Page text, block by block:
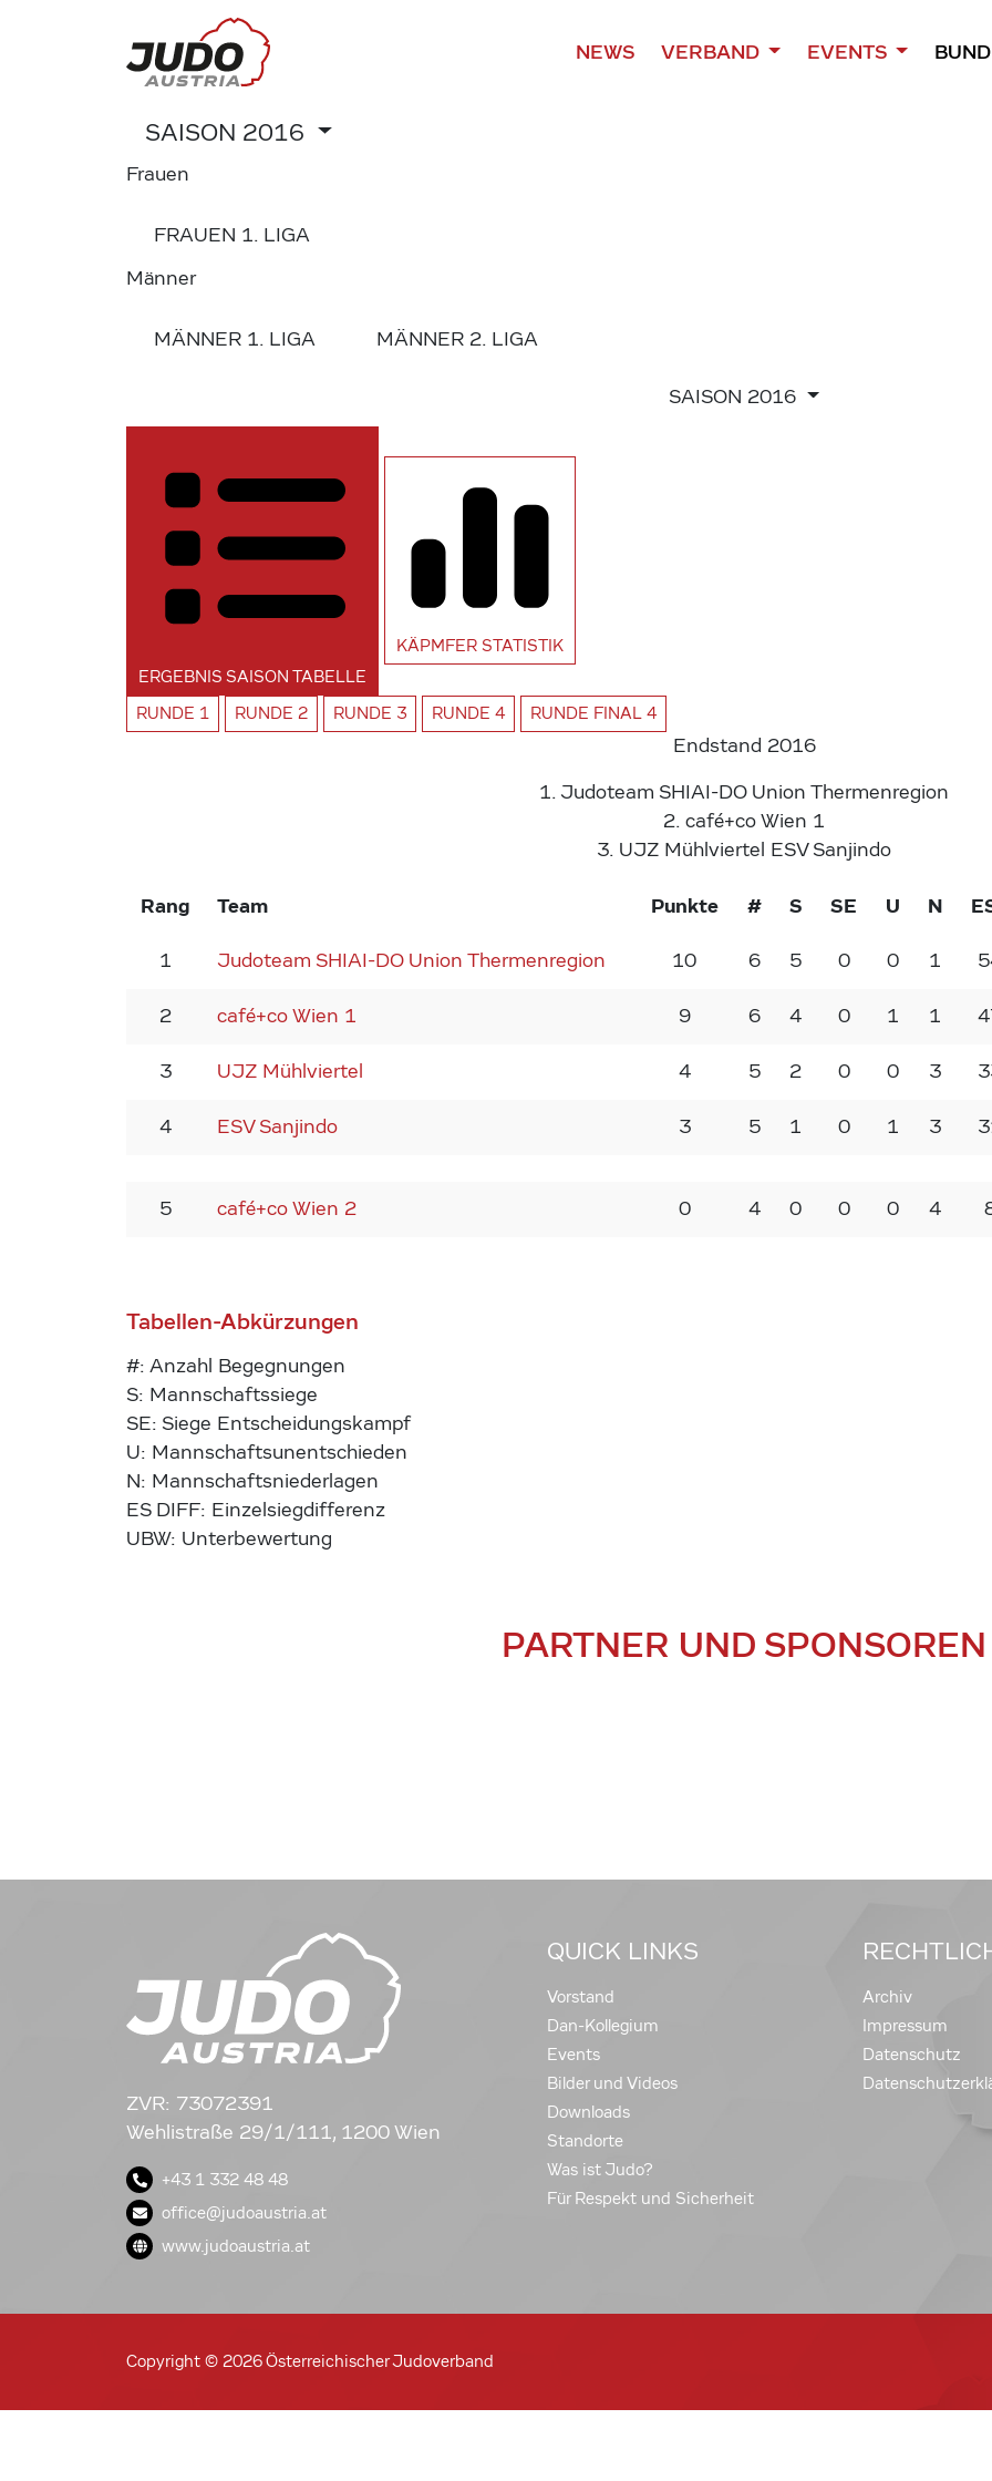
NEWS VERBAND EVENTS
SAISON 2016
Frauen
FRAUEN 1. LIGA
Männer
MÄNNER 1. LIGA MÄNNER 2. LIGA
SAISON 2016
ERGEBNIS SAISON TABELLE
KÄPMFER STATISTIK
RUNDE 1 RUNDE 2 RUNDE 3 RUNDE 4 RUNDE FINAL 4
Endstand 2016
1. Judoteam SHIAI-DO Union Thermenregion
2. café+co Wien 1
3. UJZ Mühlviertel ESV Sanjindo
Rang Team Punkte # S SE U N
1 Judoteam SHIAI-DO Union Thermenregion 10 6 5 0 0 1
2 café+co Wien 1 9 6 4 0 1 1
3 UJZ Mühlviertel 4 5 2 0 0 3
4 ESV Sanjindo 3 5 1 0 1 3
5 café+co Wien 2 0 4 0 0 0 4
Tabellen-Abkürzungen
#: Anzahl Begegnungen
S: Mannschaftssiege
SE: Siege Entscheidungskampf
U: Mannschaftsunentschieden
N: Mannschaftsniederlagen
ES DIFF: Einzelsiegdifferenz
UBW: Unterbewertung
PARTNER UND SPONSOREN
ZVR: 73072391
Wehlistraße 29/1/111, 1200 Wien
+43 1 332 48 48
office@judoaustria.at
www.judoaustria.at
QUICK LINKS
Vorstand
Dan-Kollegium
Events
Bilder und Videos
Downloads
Standorte
Was ist Judo?
Für Respekt und Sicherheit
Archiv
Impressum
Datenschutz
Copyright © 2026 Österreichischer Judoverband